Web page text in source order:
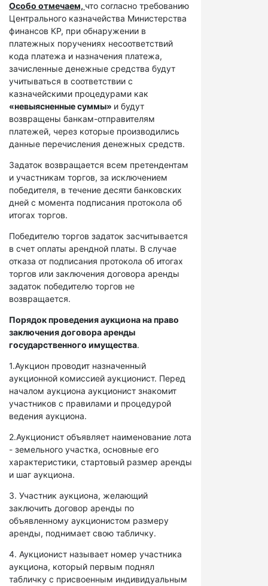
Особо отмечаем, что согласно требованию
Центрального казначейства Министерства
финансов КР, при обнаружении в
платежных поручениях несоответствий
кода платежа и назначения платежа,
зачисленные денежные средства будут
учитываться в соответствии с
казначейскими процедурами как
«невыясненные суммы» и будут
возвращены банкам-отправителям
платежей, через которые производились
данные перечисления денежных средств.
Задаток возвращается всем претендентам
и участникам торгов, за исключением
победителя, в течение десяти банковских
дней с момента подписания протокола об
итогах торгов.
Победителю торгов задаток засчитывается
в счет оплаты арендной платы. В случае
отказа от подписания протокола об итогах
торгов или заключения договора аренды
задаток победителю торгов не
возвращается.
Порядок проведения аукциона на право
заключения договора аренды
государственного имущества.
1.Аукцион проводит назначенный
аукционной комиссией аукционист. Перед
началом аукциона аукционист знакомит
участников с правилами и процедурой
ведения аукциона.
2.Аукционист объявляет наименование лота
- земельного участка, основные его
характеристики, стартовый размер аренды
и шаг аукциона.
3. Участник аукциона, желающий
заключить договор аренды по
объявленному аукционистом размеру
аренды, поднимает свою табличку.
4. Аукционист называет номер участника
аукциона, который первым поднял
табличку с присвоенным индивидуальным